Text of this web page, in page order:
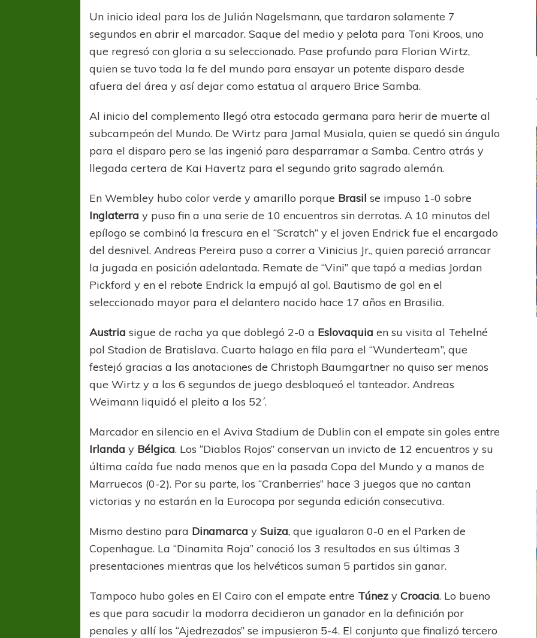
Un inicio ideal para los de Julián Nagelsmann, que tardaron solamente 7
segundos en abrir el marcador. Saque del medio y pelota para Toni Kroos, uno
que regresó con gloria a su seleccionado. Pase profundo para Florian Wirtz,
quien se tuvo toda la fe del mundo para ensayar un potente disparo desde
afuera del área y así dejar como estatua al arquero Brice Samba.
Al inicio del complemento llegó otra estocada germana para herir de muerte al
subcampeón del Mundo. De Wirtz para Jamal Musiala, quien se quedó sin ángulo
para el disparo pero se las ingenió para desparramar a Samba. Centro atrás y
llegada certera de Kai Havertz para el segundo grito sagrado alemán.
En Wembley hubo color verde y amarillo porque Brasil se impuso 1-0 sobre
Inglaterra y puso fin a una serie de 10 encuentros sin derrotas. A 10 minutos del
epílogo se combinó la frescura en el “Scratch” y el joven Endrick fue el encargado
del desnivel. Andreas Pereira puso a correr a Vinicius Jr., quien pareció arrancar
la jugada en posición adelantada. Remate de “Vini” que tapó a medias Jordan
Pickford y en el rebote Endrick la empujó al gol. Bautismo de gol en el
seleccionado mayor para el delantero nacido hace 17 años en Brasilia.
Austriasigue de racha ya que doblegó 2-0 a Eslovaquia en su visita al Tehelné
pol Stadion de Bratislava. Cuarto halago en fila para el “Wunderteam”, que
festejó gracias a las anotaciones de Christoph Baumgartner no quiso ser menos
que Wirtz y a los 6 segundos de juego desbloqueó el tanteador. Andreas
Weimann liquidó el pleito a los 52´.
Marcador en silencio en el Aviva Stadium de Dublin con el empate sin goles entre
Irlanda y Bélgica. Los “Diablos Rojos” conservan un invicto de 12 encuentros y su
última caída fue nada menos que en la pasada Copa del Mundo y a manos de
Marruecos (0-2). Por su parte, los “Cranberries” hace 3 juegos que no cantan
victorias y no estarán en la Eurocopa por segunda edición consecutiva.
Mismo destino para Dinamarca y Suiza, que igualaron 0-0 en el Parken de
Copenhague. La “Dinamita Roja” conoció los 3 resultados en sus últimas 3
presentaciones mientras que los helvéticos suman 5 partidos sin ganar.
Tampoco hubo goles en El Cairo con el empate entre Túnez y Croacia. Lo bueno
es que para sacudir la modorra decidieron un ganador en la definición por
penales y allí los “Ajedrezados” se impusieron 5-4. El conjunto que finalizó tercero
COPA SUDAMERICANA TIGRE
A pesar de la derrota Tigre avanzó a
COPA SUDAMERICANA LANÚS
Sur Defendido
UEFA CHAMPIONS LEAGUE
PSG celebró el bicampeonato